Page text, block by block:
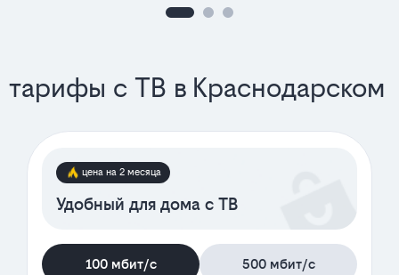
тарифы с ТВ в Краснодарском
цена на 2 месяца
Удобный для дома с ТВ
100 мбит/с 500 мбит/с